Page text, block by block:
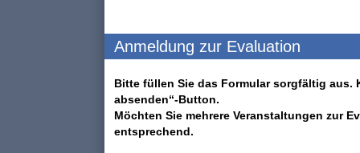
Anmeldung zur Evaluation
Bitte füllen Sie das Formular sorgfältig aus.
absenden“-Button.
Möchten Sie mehrere Veranstaltungen zur
entsprechend.